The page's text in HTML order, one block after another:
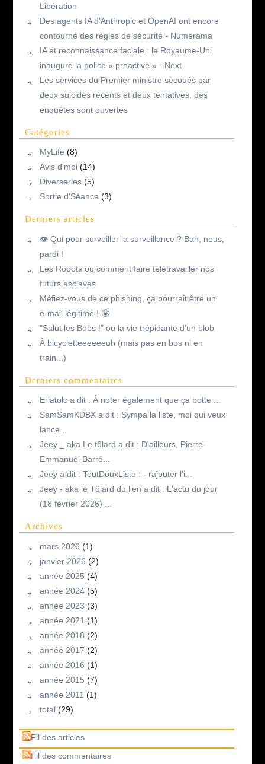
Libération
Des agents IA d'Anthropic et OpenAI ont encore
contourné des règles de sécurité - Numerama
IA et reconnaissance faciale : le Royaume-Uni
inaugure la police « proactive » - Next
Les services du Premier ministre secoués par
deux suicides récents et deux tentatives, des
enquêtes sont ouvertes
Catégories
MyLife (8)
Avis d'moi (14)
Diverseries (5)
Sortie d'Séance (3)
Derniers articles
👁️ Qui pour surveiller la surveillance ? Bah, nous,
pardi !
Les Robots ou comment faire télétravailler nos
futurs esclaves
Méfiez-vous de ce phishing, ça pourrait être un
e-mail légitime ! 🤪
"Salut les Bobs !" ou la vie trépidante d'un blob
À bicycletteeeeeeuh (mais pas en bus ni en
train...)
Derniers commentaires
Eriatolc a dit : À noter également que ça botte ...
SamSamKDBX a dit : Sympa la liste, moi qui veux
lance...
Jeey _ aka Le tôlard a dit : D'ailleurs, Pierre-
Emmanuel Barré...
Jeey a dit : ToutDouxListe : - rajouter l'i...
Jeey - aka le Tôlard du lien a dit : L'actu du jour
(18 février 2026) ...
Archives
mars 2026 (1)
janvier 2026 (2)
année 2025 (4)
année 2024 (5)
année 2023 (3)
année 2021 (1)
année 2018 (2)
année 2017 (2)
année 2016 (1)
année 2015 (7)
année 2011 (1)
total(29)
Fil des articles
Fil des commentaires